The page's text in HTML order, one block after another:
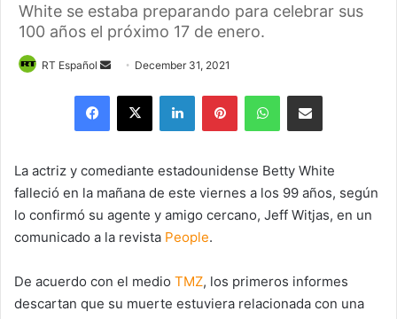
White se estaba preparando para celebrar sus
100 años el próximo 17 de enero.
RT Español
Send
email
December 31, 2021
Facebook
X LinkedInPinterestWhatsAppShare via Email
La actriz y comediante estadounidense Betty White
falleció en la mañana de este viernes a los 99 años, según
lo confirmó su agente y amigo cercano, Jeff Witjas, en un
comunicado a la revista People.
De acuerdo con el medio TMZ, los primeros informes
descartan que su muerte estuviera relacionada con una